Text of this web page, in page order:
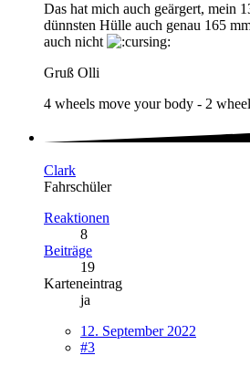
Das hat mich auch geärgert, mein
dünnsten Hülle auch genau 165
auch nicht
Gruß Olli
4 wheels move your body - 2
Clark
Fahrschüler
Reaktionen
8
Beiträge
19
Karteneintrag
ja
12. September 2022
#3